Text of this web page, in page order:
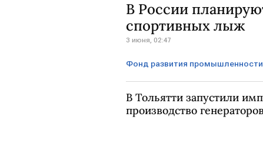
В России
спортивных лыж
3 июня, 02:47
Фонд развития промышленности
Калужская область
В Тольятти запустили
производство